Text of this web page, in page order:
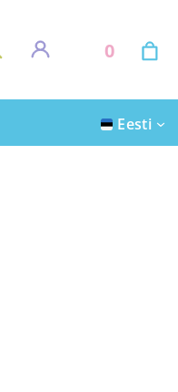
0
Eesti